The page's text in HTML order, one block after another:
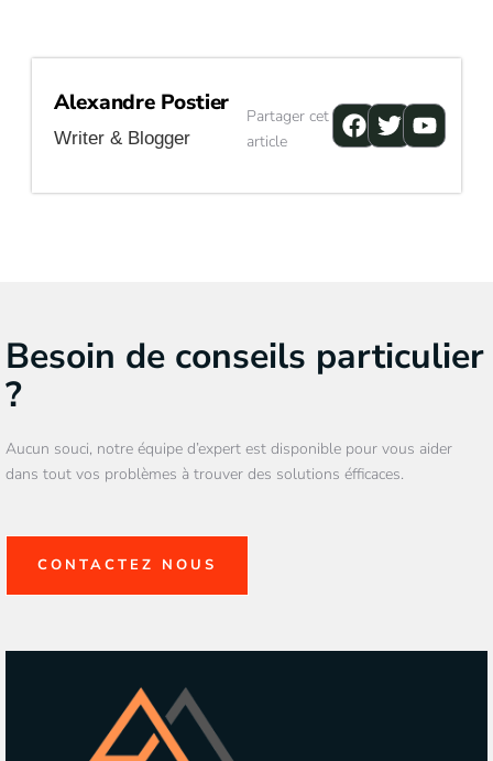
Alexandre Postier
Writer & Blogger
Partager cet
article
Facebook
Twitter
Besoin de conseils particulier
?
Aucun souci, notre équipe d’expert est disponible pour vous aider
dans tout vos problèmes à trouver des solutions éfficaces.
CONTACTEZ NOUS